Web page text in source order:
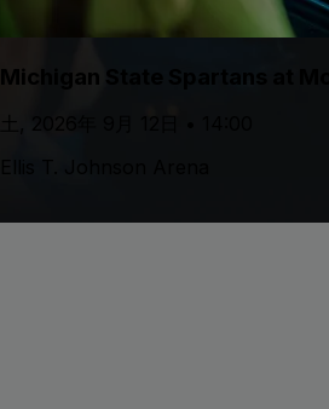
Michigan State Spartans at